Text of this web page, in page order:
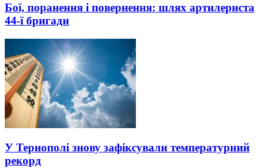
Бої, поранення і повернення: шлях артилериста
44-ї бригади
У Тернополі знову зафіксували температурний
рекорд